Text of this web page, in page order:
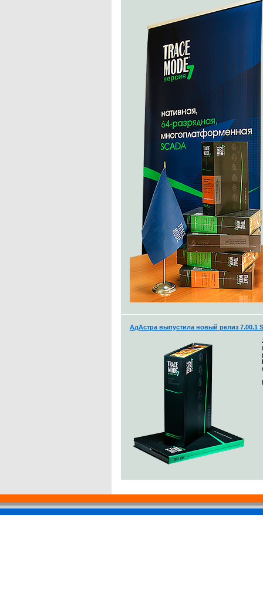
АдАстра выпустила новый релиз 7.00.1